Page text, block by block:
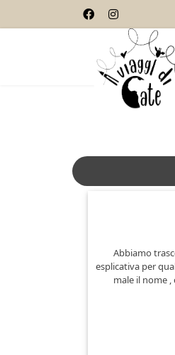
Abbiamo
esplicativa per
male il nome